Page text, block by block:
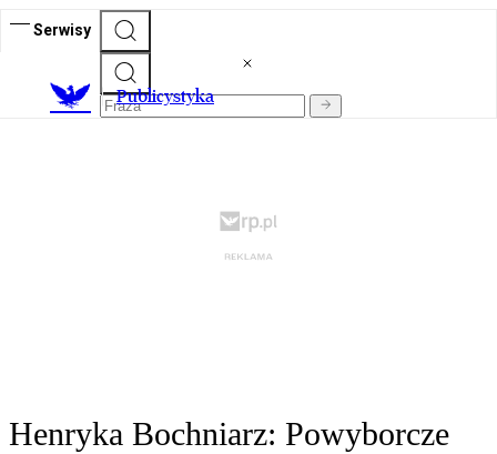
Serwisy
Publicystyka
Henryka Bochniarz: Powyborcze